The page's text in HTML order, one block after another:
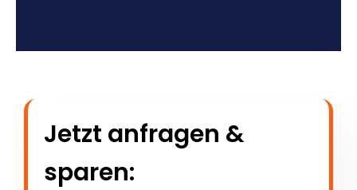
Jetzt anfragen &
sparen: